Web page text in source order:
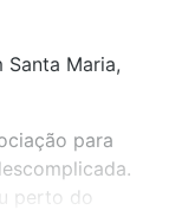
Santa Maria,
para
perto do